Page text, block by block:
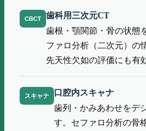
CBCT 歯科用三次元CT
歯根・顎関節・骨の状態
ファロ分析（二次元）の
先天性欠如の評価にも有
スキャナ 口腔内スキャナ
歯列・かみあわせをデ
す。セファロ分析の骨